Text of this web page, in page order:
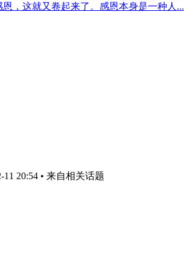
，这就又卷起来了。感恩本身是一种人...
11 20:54 • 来自相关话题